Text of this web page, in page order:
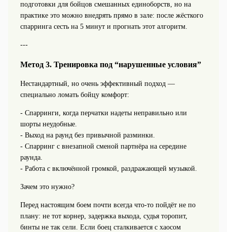
подготовки для бойцов смешанных единоборств, но на
практике это можно внедрять прямо в зале: после жёсткого
спарринга сесть на 5 минут и прогнать этот алгоритм.
---
Метод 3. Тренировка под “нарушенные условия”
Нестандартный, но очень эффективный подход —
специально ломать бойцу комфорт:
- Спарринги, когда перчатки надеты неправильно или
шорты неудобные.
- Выход на раунд без привычной разминки.
- Спарринг с внезапной сменой партнёра на середине
раунда.
- Работа с включённой громкой, раздражающей музыкой.
Зачем это нужно?
Перед настоящим боем почти всегда что-то пойдёт не по
плану: не тот корнер, задержка выхода, судья торопит,
бинты не так сели. Если боец сталкивается с хаосом